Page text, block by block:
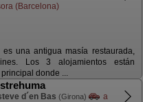
(Barcelona)
una antigua masía restaurada,
Los 3 alojamientos están
donde ...
d´en Bas (Girona)
a